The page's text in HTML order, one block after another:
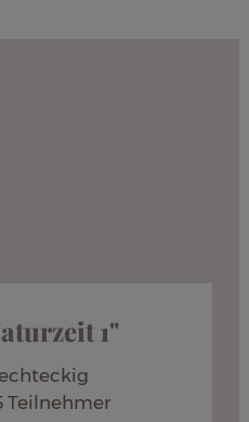
1"
Teilnehmer